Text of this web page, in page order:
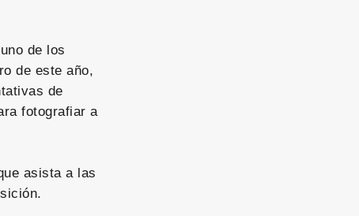
de los
de este año,
de
fotografiar a
asista a las